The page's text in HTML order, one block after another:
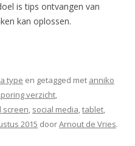
is tips ontvangen van
kan oplossen.
type en getagged met anniko
verzicht,
screen, social media,tablet,
2015 doorArnout de Vries.